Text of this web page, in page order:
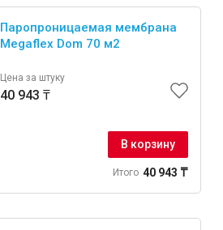
Паропроницаемая мембрана
Megaflex Dom 70 м2
Цена за штуку
40 943 ₸
В корзину
Итого 40 943 ₸